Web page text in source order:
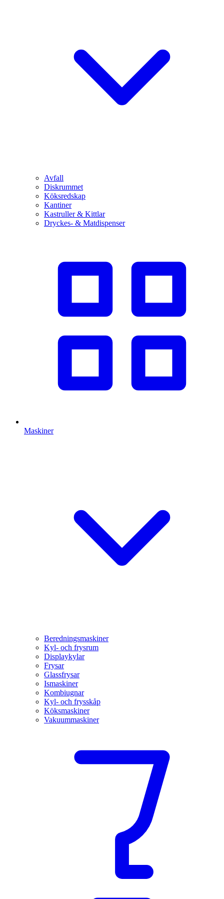
Avfall
Diskrummet
Köksredskap
Kantiner
Kastruller & Kittlar
Dryckes- & Matdispenser
Maskiner
Beredningsmaskiner
Kyl- och frysrum
Displaykylar
Frysar
Glassfrysar
Ismaskiner
Kombiugnar
Kyl- och frysskåp
Köksmaskiner
Vakuummaskiner